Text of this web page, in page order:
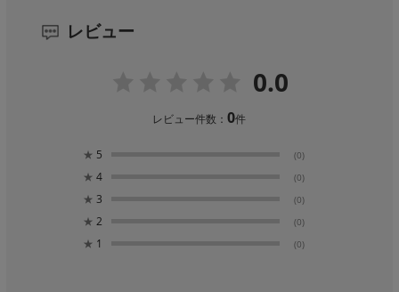
レビュー
0.0
レビュー件数：0件
★ 5 (0)
★ 4 (0)
★ 3 (0)
★ 2 (0)
★ 1 (0)